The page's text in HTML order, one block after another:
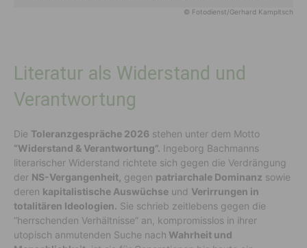
© Fotodienst/Gerhard Kampitsch
Literatur als Widerstand und
Verantwortung
Die Toleranzgespräche 2026 stehen unter dem Motto
“Widerstand & Verantwortung”. Ingeborg Bachmanns
literarischer Widerstand richtete sich gegen die Verdrängung
der NS-Vergangenheit, gegen patriarchale Dominanz sowie
deren kapitalistische Auswüchse und Verirrungen in
totalitären Ideologien. Sie schrieb zeitlebens gegen die
“herrschenden Verhältnisse” an, kompromisslos in ihrer
utopisch anmutenden Suche nach Wahrheit und